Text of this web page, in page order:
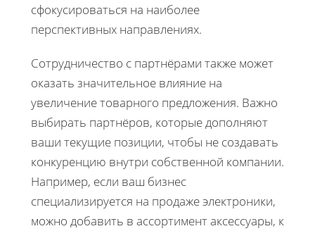
сфокусироваться на наиболее
перспективных направлениях.
Сотрудничество с партнёрами также может
оказать значительное влияние на
увеличение товарного предложения. Важно
выбирать партнёров, которые дополняют
ваши текущие позиции, чтобы не создавать
конкуренцию внутри собственной компании.
Например, если ваш бизнес
специализируется на продаже электроники,
можно добавить в ассортимент аксессуары, к